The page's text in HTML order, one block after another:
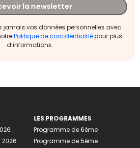
la newsletter
jamais vos données personnelles avec
Politique de confidentialitépour plus
d’informations.
2026
LES PROGRAMMES
Programme de 6ème
Programme de 5ème